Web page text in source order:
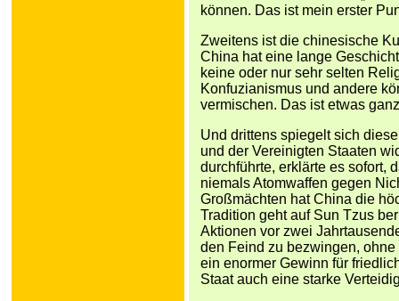
können. Das ist mein erster
Zweitens ist die chinesische
China hat eine lange
keine oder nur sehr selten
Konfuzianismus und andere
vermischen. Das ist etwas
Und drittens spiegelt sich
und der Vereinigten Staaten
durchführte, erklärte es sofort,
niemals Atomwaffen gegen
Großmächten hat China die
Tradition geht auf Sun Tzus
Aktionen vor zwei
den Feind zu bezwingen,
ein enormer Gewinn für
Staat auch eine starke